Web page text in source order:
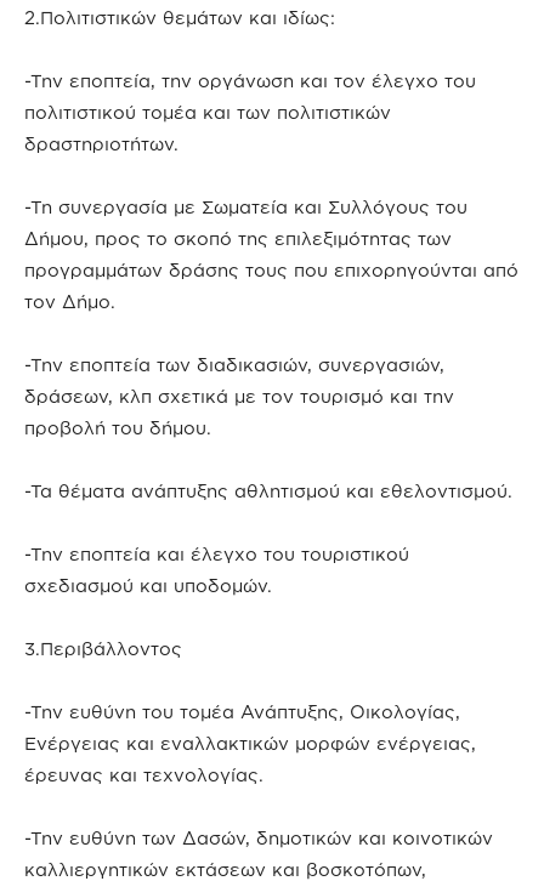
2.Πολιτιστικών θεμάτων και ιδίως:
-Την εποπτεία, την οργάνωση και τον έλεγχο του
πολιτιστικού τομέα και των πολιτιστικών
δραστηριοτήτων.
-Τη συνεργασία με Σωματεία και Συλλόγους του
Δήμου, προς το σκοπό της επιλεξιμότητας των
προγραμμάτων δράσης τους που επιχορηγούνται από
τον Δήμο.
-Την εποπτεία των διαδικασιών, συνεργασιών,
δράσεων, κλπ σχετικά με τον τουρισμό και την
προβολή του δήμου.
-Τα θέματα ανάπτυξης αθλητισμού και εθελοντισμού.
-Την εποπτεία και έλεγχο του τουριστικού
σχεδιασμού και υποδομών.
3.Περιβάλλοντος
-Την ευθύνη του τομέα Ανάπτυξης, Οικολογίας,
Ενέργειας και εναλλακτικών μορφών ενέργειας,
έρευνας και τεχνολογίας.
-Την ευθύνη των Δασών, δημοτικών και κοινοτικών
καλλιεργητικών εκτάσεων και βοσκοτόπων,